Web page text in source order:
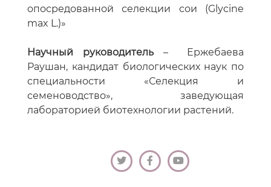
опосредованной селекции сои (Glycine
max L.)»
Научный руководитель– Ержебаева
Раушан, кандидат биологических наук по
специальности «Селекция и
семеноводство», заведующая
лабораторией биотехнологии растений.